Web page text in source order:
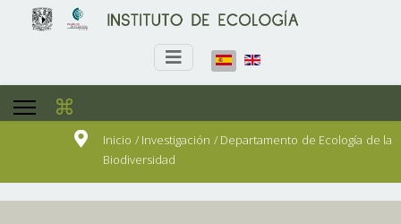
⌘
Inicio / Investigación / Departamento de Ecología de la
Biodiversidad